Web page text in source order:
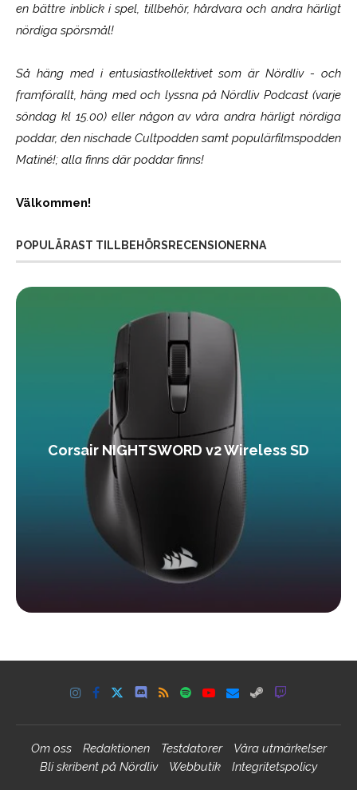
en bättre inblick i spel, tillbehör, hårdvara och andra härligt
nördiga spörsmål!
Så häng med i entusiastkollektivet som ärNördliv- och
framförallt, häng med och lyssna på Nördliv Podcast (varje
söndag kl 15.00) eller någon av våra andra härligt nördiga
poddar, den nischade Cultpodden samt populärfilmspodden
Matiné!; alla finns där poddar finns!
Välkommen!
POPULÄRAST TILLBEHÖRSRECENSIONERNA
Corsair NIGHTSWORD v2 Wireless SD
Om oss Redaktionen Testdatorer
Våra utmärkelser
Bli skribent på Nördliv
Webbutik Integritetspolicy